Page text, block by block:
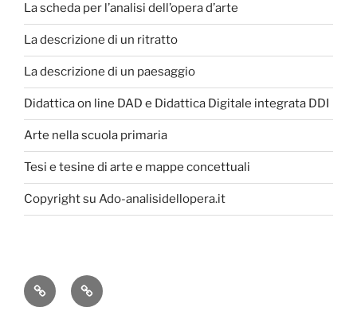
La scheda per l’analisi dell’opera d’arte
La descrizione di un ritratto
La descrizione di un paesaggio
Didattica on line DAD e Didattica Digitale integrata DDI
Arte nella scuola primaria
Tesi e tesine di arte e mappe concettuali
Copyright su Ado-analisidellopera.it
Privacy
Policy
Cookie
Poicy